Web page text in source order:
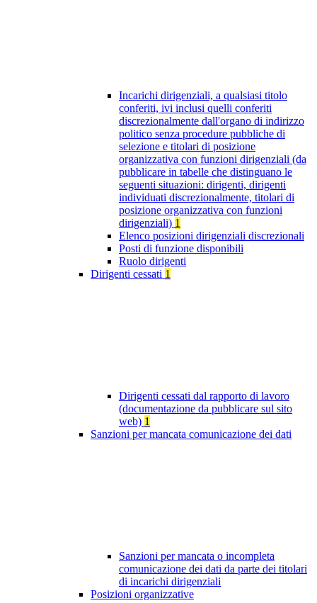
Incarichi dirigenziali, a qualsiasi titolo
conferiti, ivi inclusi quelli conferiti
discrezionalmente dall'organo di indirizzo
politico senza procedure pubbliche di
selezione e titolari di posizione
organizzativa con funzioni dirigenziali (da
pubblicare in tabelle che distinguano le
seguenti situazioni: dirigenti, dirigenti
individuati discrezionalmente, titolari di
posizione organizzativa con funzioni
dirigenziali) 1
Elenco posizioni dirigenziali discrezionali
Posti di funzione disponibili
Ruolo dirigenti
Dirigenti cessati 1
Dirigenti cessati dal rapporto di lavoro
(documentazione da pubblicare sul sito
web) 1
Sanzioni per mancata comunicazione dei dati
Sanzioni per mancata o incompleta
comunicazione dei dati da parte dei titolari
di incarichi dirigenziali
Posizioni organizzative